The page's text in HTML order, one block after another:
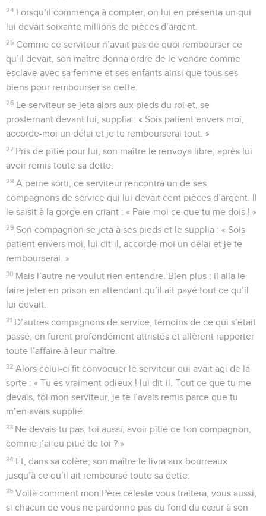
24 Lorsqu’il commença à compter, on lui en présenta un qui
lui devait soixante millions de pièces d’argent.
25 Comme ce serviteur n’avait pas de quoi rembourser ce
qu’il devait, son maître donna ordre de le vendre comme
esclave avec sa femme et ses enfants ainsi que tous ses
biens pour rembourser sa dette.
26 Le serviteur se jeta alors aux pieds du roi et, se
prosternant devant lui, supplia : « Sois patient envers moi,
accorde-moi un délai et je te rembourserai tout. »
27 Pris de pitié pour lui, son maître le renvoya libre, après lui
avoir remis toute sa dette.
28 A peine sorti, ce serviteur rencontra un de ses
compagnons de service qui lui devait cent pièces d’argent. Il
le saisit à la gorge en criant : « Paie-moi ce que tu me dois ! »
29 Son compagnon se jeta à ses pieds et le supplia : « Sois
patient envers moi, lui dit-il, accorde-moi un délai et je te
rembourserai. »
30 Mais l’autre ne voulut rien entendre. Bien plus : il alla le
faire jeter en prison en attendant qu’il ait payé tout ce qu’il
lui devait.
31 D’autres compagnons de service, témoins de ce qui s’était
passé, en furent profondément attristés et allèrent rapporter
toute l’affaire à leur maître.
32 Alors celui-ci fit convoquer le serviteur qui avait agi de la
sorte : « Tu es vraiment odieux ! lui dit-il. Tout ce que tu me
devais, toi mon serviteur, je te l’avais remis parce que tu
m’en avais supplié.
33 Ne devais-tu pas, toi aussi, avoir pitié de ton compagnon,
comme j’ai eu pitié de toi ? »
34 Et, dans sa colère, son maître le livra aux bourreaux
jusqu’à ce qu’il ait remboursé toute sa dette.
35 Voilà comment mon Père céleste vous traitera, vous aussi,
si chacun de vous ne pardonne pas du fond du cœur à son